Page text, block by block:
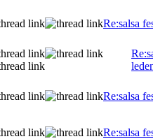
Re:salsa
Re:salsa
Re:salsa